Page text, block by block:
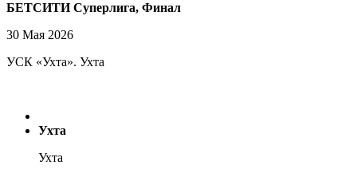
БЕТСИТИ Суперлига, Финал
30 Мая 2026
УСК «Ухта». Ухта
Ухта
Ухта